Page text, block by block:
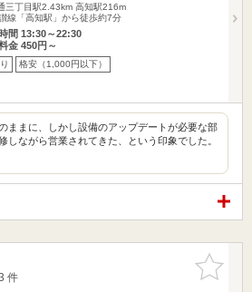
三丁目駅2.43km 高知駅216m
線「高知駅」から徒歩約7分
間 13:30～22:30
金 450円～
格安（1,000円以下）
ままに、しかし設備のアップデートが必要な部
しながら営業されてきた、という印象でした。
お気に入
りに追加
件